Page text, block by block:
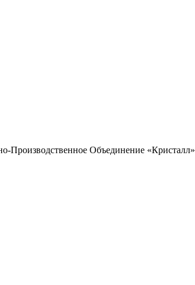
Производственное Объединение «Кристалл»